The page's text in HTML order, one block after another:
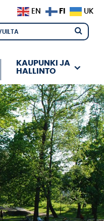
KAUPUNKI JA
HALLINTO
EN FI UK